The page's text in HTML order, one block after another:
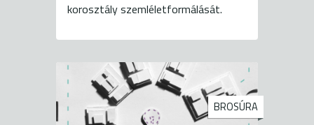
korosztály szemléletformálását.
BROSÚRA